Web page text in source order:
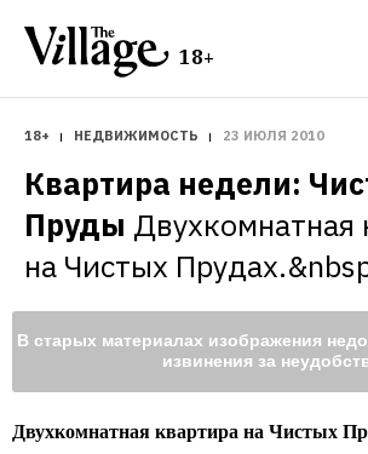
18+
18+ НЕДВИЖИМОСТЬ 23 ИЮЛЯ 2010
Квартира недели:
Пруды Двухкомнатная
на Чистых
В старых материалах изображения
извинения за
Двухкомнатная квартира на Чистых